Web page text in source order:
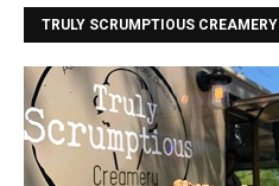
TRULY SCRUMPTIOUS CREAMERY